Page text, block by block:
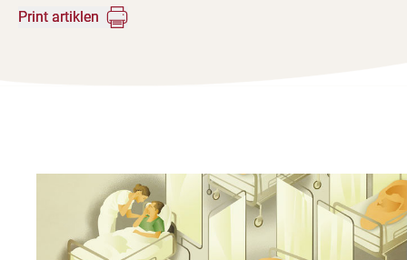
Print artiklen